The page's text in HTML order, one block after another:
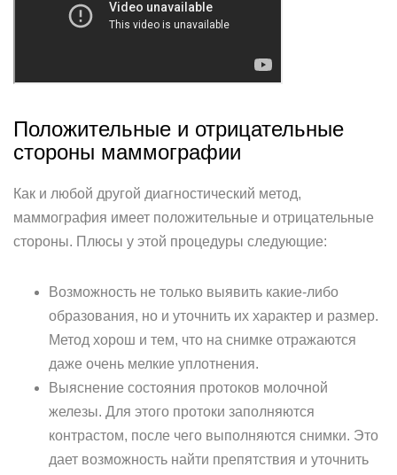
Положительные и отрицательные
стороны маммографии
Как и любой другой диагностический метод,
маммография имеет положительные и отрицательные
стороны. Плюсы у этой процедуры следующие:
Возможность не только выявить какие-либо
образования, но и уточнить их характер и размер.
Метод хорош и тем, что на снимке отражаются
даже очень мелкие уплотнения.
Выяснение состояния протоков молочной
железы. Для этого протоки заполняются
контрастом, после чего выполняются снимки. Это
дает возможность найти препятствия и уточнить